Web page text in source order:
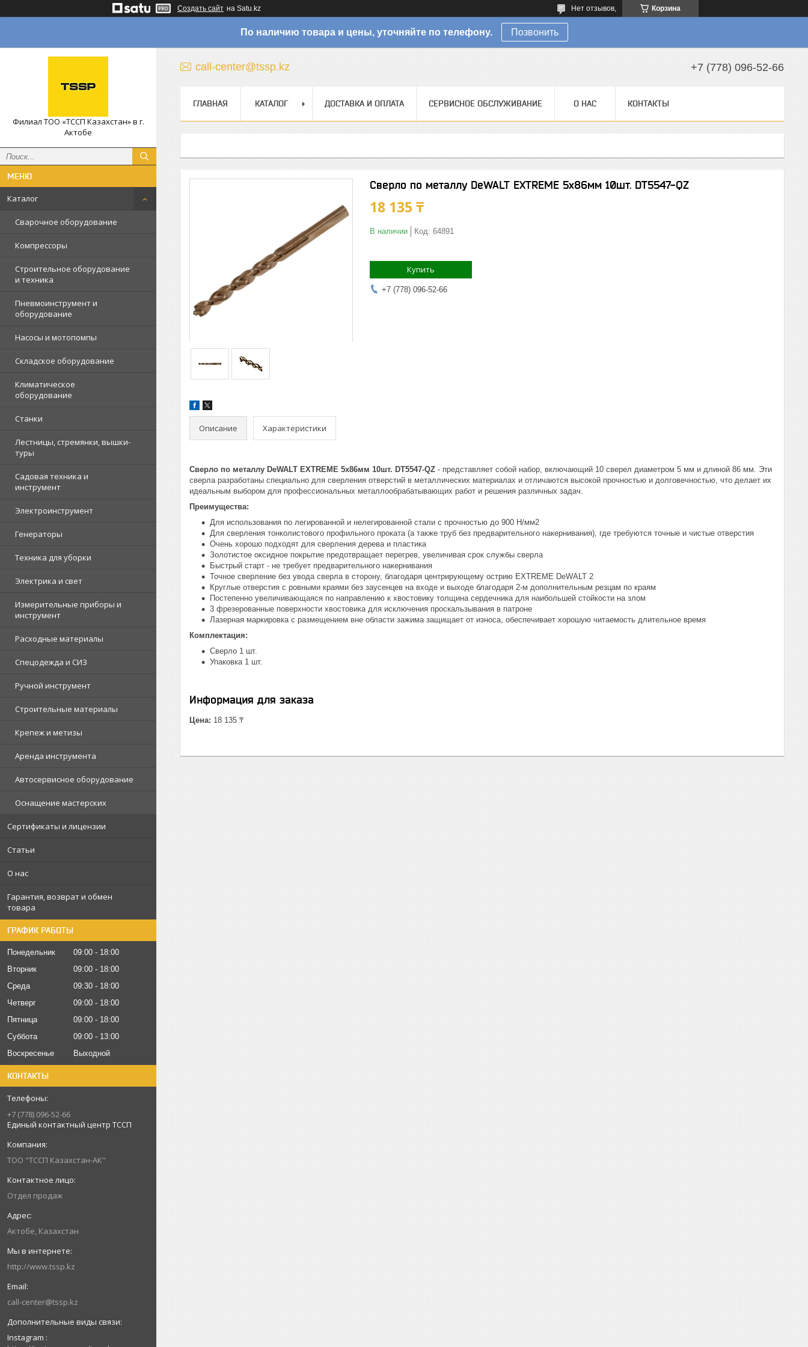
Создать сайт на Satu.kz Корзина
Нет отзывов,
По наличию товара и цены, уточняйте по телефону. Позвонить
Филиал ТОО «ТССП Казахстан» в г.
Актобе
Каталог
Сварочное оборудование
Компрессоры
Строительное оборудование
и техника
Пневмоинструмент и
оборудование
Насосы и мотопомпы
Складское оборудование
Климатическое
оборудование
Станки
Лестницы, стремянки, вышки-
туры
Садовая техника и
инструмент
Электроинструмент
Генераторы
Техника для уборки
Электрика и свет
Измерительные приборы и
инструмент
Расходные материалы
Спецодежда и СИЗ
Ручной инструмент
Строительные материалы
Крепеж и метизы
Аренда инструмента
Автосервисное оборудование
Оснащение мастерских
Сертификаты и лицензии
Статьи
О нас
Гарантия, возврат и обмен
товара
ГРАФИК РАБОТЫ
Понедельник 09:00
18:00
Вторник
09:00
18:00
Среда
09:30
18:00
Четверг
09:00
18:00
Пятница
09:00
18:00
Суббота
09:00
13:00
Воскресенье
Выходной
КОНТАКТЫ
+7 (778) 096-52-66
Единый контактный центр ТССП
ТОО "ТССП Казахстан-АК"
Отдел продаж
Актобе, Казахстан
http://www.tssp.kz
call-center@tssp.kz
Instagram
call-center@tssp.kz +7 (778) 096-52-66
ГЛАВНАЯ КАТАЛОГ ДОСТАВКА И ОПЛАТА СЕРВИСНОЕ ОБСЛУЖИВАНИЕ О НАС КОНТАКТЫ
Сверло по металлу DeWALT EXTREME 5x86мм 10шт. DT5547-QZ
18 135 ₸
В наличии Код: 64891
Купить
+7 (778) 096-52-66
Описание Характеристики
Сверло по металлу DeWALT EXTREME 5x86мм 10шт. DT5547-QZ - представляет собой набор, включающий 10 сверел диаметром 5 мм и длиной 86 мм. Эти
сверла разработаны специально для сверления отверстий в металлических материалах и отличаются высокой прочностью и долговечностью, что делает их
идеальным выбором для профессиональных металлообрабатывающих работ и решения различных задач.
Преимущества:
Для использования по легированной и нелегированной стали с прочностью до 900 Н/мм2
Для сверления тонколистового профильного проката (а также труб без предварительного накернивания), где требуются точные и чистые отверстия
Очень хорошо подходят для сверления дерева и пластика
Золотистое оксидное покрытие предотвращает перегрев, увеличивая срок службы сверла
Быстрый старт - не требует предварительного накернивания
Точное сверление без увода сверла в сторону, благодаря центрирующему острию EXTREME DeWALT 2
Круглые отверстия с ровными краями без заусенцев на входе и выходе благодаря 2-м дополнительным резцам по краям
Постепенно увеличивающаяся по направлению к хвостовику толщина сердечника для наибольшей стойкости на злом
3 фрезерованные поверхности хвостовика для исключения проскальзывания в патроне
Лазерная маркировка с размещением вне области зажима защищает от износа, обеспечивает хорошую читаемость длительное время
Комплектация:
Сверло 1 шт.
Упаковка 1 шт.
Информация для заказа
Цена: 18 135 ₸